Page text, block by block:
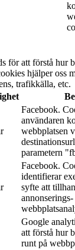
för att förstå hur
hjälper oss
trafikkälla, etc.
Facebook.
användaren
webbplatsen
parametern
Facebook.
identifierar
syfte att
annonserings-
Google
att förstå hur
runt på